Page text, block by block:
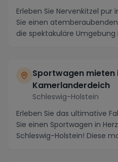
Erleben Sie Nervenkitzel pur
Sie einen
die spektakuläre Umgebung
Sportwagen mieten
Kamerlanderdeich
Schleswig-Holstein
Erleben Sie das ultimative
Sie einen Sportwagen in
Schleswig-Holstein! Diese